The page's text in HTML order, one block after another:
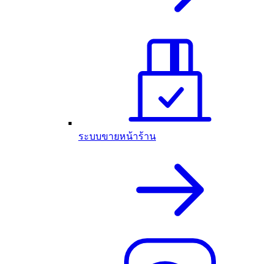
ระบบขายหน้าร้าน